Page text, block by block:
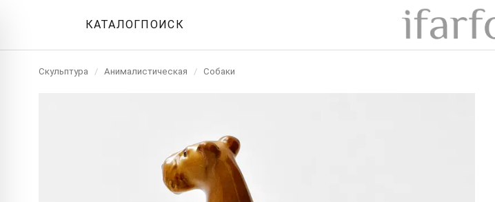
КАТАЛОГПОИСК
Скульптура / Анималистическая / Собаки